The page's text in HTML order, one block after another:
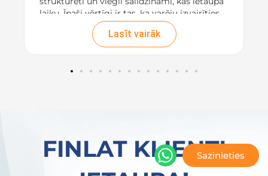
laiku. Īpaši vērtīgi ir tas, ka varēju izvairīties
no slēptām maksām, jovisas izmaksas bija
pārskatāmas un uzreiz norādītas. Rezultātā,
pateicoties platformai, es izvēlējos izdevīgu
vajadzības. Iesaku ikvienam, kurš meklē ātru
Lasīt vairāk
FINLAT KLIENTI
Sazinieties